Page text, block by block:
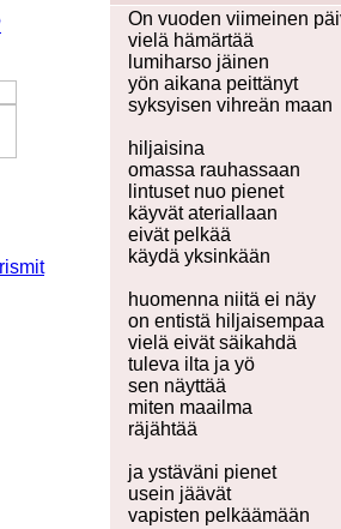
On vuoden viimeinen
vielä hämärtää
lumiharso jäinen
yön aikana peittänyt
syksyisen vihreän maan
hiljaisina
omassa rauhassaan
lintuset nuo pienet
käyvät ateriallaan
eivät pelkää
käydä yksinkään
huomenna niitä ei näy
on entistä hiljaisempaa
vielä eivät säikahdä
tuleva ilta ja yö
sen näyttää
miten maailma
räjähtää
ja ystäväni pienet
usein jäävät
vapisten pelkäämään